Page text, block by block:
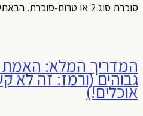
סוכרת סוג 2 או טרום-סוכרת. הבאתי לכם
המדריך המלא: האמת
גבוהים (ורמז: זה לא
אוכלים!)